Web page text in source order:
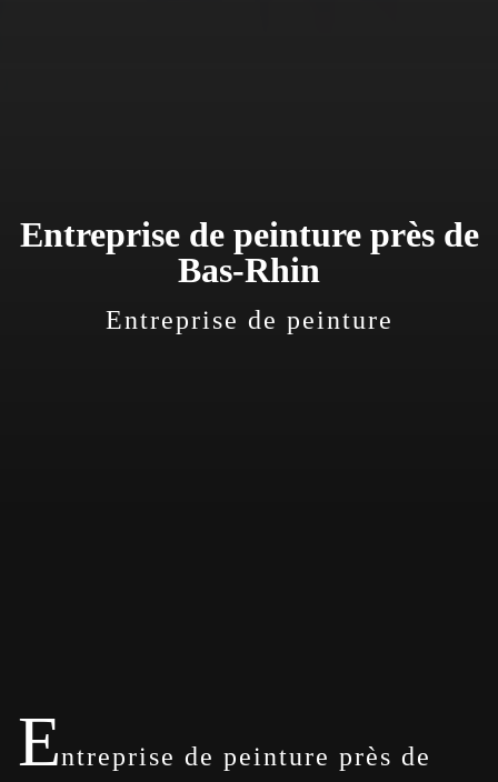
Entreprise de peinture près de
Bas-Rhin
Entreprise de peinture
Entreprise de peinture près de